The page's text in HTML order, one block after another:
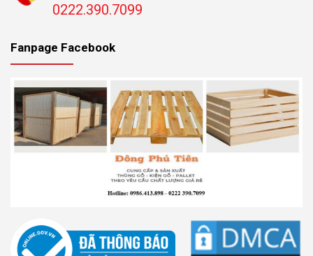
0222.390.7099
Fanpage Facebook